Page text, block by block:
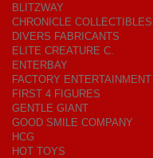
BLITZWAY
CHRONICLE COLLECTIBLES
DIVERS FABRICANTS
ELITE CREATURE C.
ENTERBAY
FACTORY ENTERTAINMENT
FIRST 4 FIGURES
GENTLE GIANT
GOOD SMILE COMPANY
HCG
HOT TOYS